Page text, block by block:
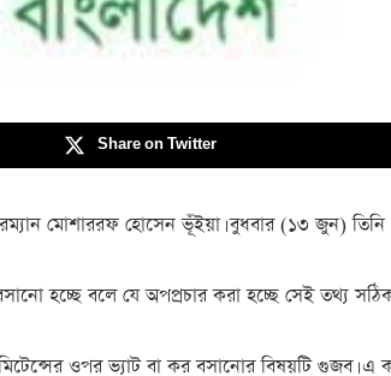
Share on Twitter
মোশাররফ হোসেন ভূঁইয়া। বুধবার (১৩ জুন) তিনি
হচ্ছে বলে যে অপপ্রচার করা হচ্ছে সেই তথ্য
ওপর ভ্যাট বা কর বসানোর বিষয়টি গুজব। এ